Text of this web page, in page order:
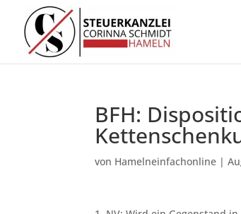
BFH:
von Hamelneinfachonline |